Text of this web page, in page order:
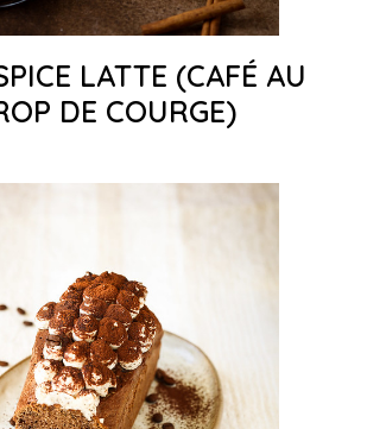
LATTE (CAFÉ AU
DE COURGE)